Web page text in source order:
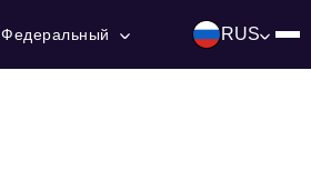
Федеральный RUS